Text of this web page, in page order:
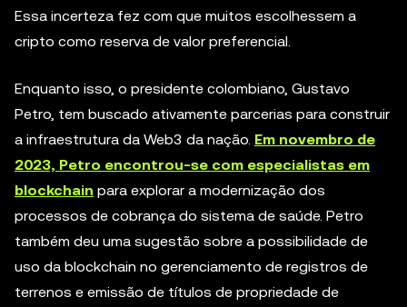
Essa incerteza fez com que muitos escolhessem a
cripto como reserva de valor preferencial.
Enquanto isso, o presidente colombiano, Gustavo
Petro, tem buscado ativamente parcerias para construir
a infraestrutura da Web3 da nação. Em novembro de
2023, Petro encontrou-se com especialistas em
blockchain para explorar a modernização dos
processos de cobrança do sistema de saúde. Petro
também deu uma sugestão sobre a possibilidade de
uso da blockchain no gerenciamento de registros de
terrenos e emissão de títulos de propriedade de